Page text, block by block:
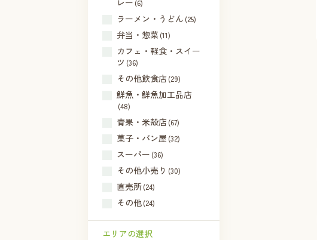
レー (6)
ラーメン・うどん (25)
弁当・惣菜(11)
カフェ・軽食・スイー
ツ (36)
その他飲食店(29)
鮮魚・鮮魚加工品店
(48)
青果・米殻店(67)
菓子・パン屋 (32)
スーパー (36)
その他小売り (30)
直売所(24)
その他(24)
エリアの選択